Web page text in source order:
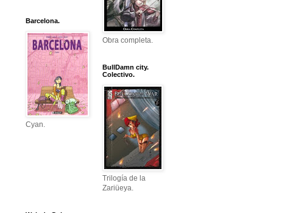
Barcelona.
Cyan.
Obra completa.
BullDamn city.
Colectivo.
Trilogía de la
Zariüeya.